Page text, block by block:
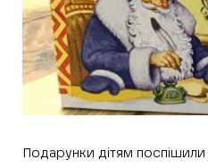
Подарунки дітям поспішили